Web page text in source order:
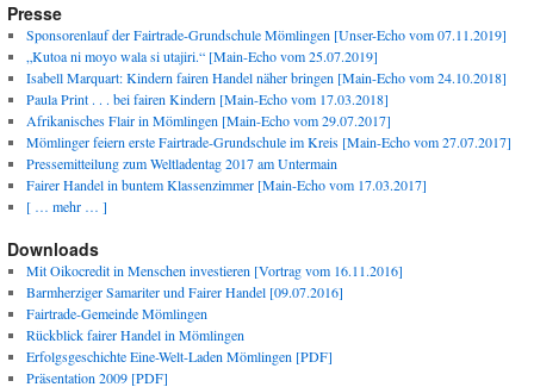
Presse
Sponsorenlauf der Fairtrade-Grundschule Mömlingen [Unser-Echo vom 07.11.2019]
„Kutoa ni moyo wala si utajiri.“ [Main-Echo vom 25.07.2019]
Isabell Marquart: Kindern fairen Handel näher bringen [Main-Echo vom 24.10.2018]
Paula Print . . . bei fairen Kindern [Main-Echo vom 17.03.2018]
Afrikanisches Flair in Mömlingen [Main-Echo vom 29.07.2017]
Mömlinger feiern erste Fairtrade-Grundschule im Kreis [Main-Echo vom 27.07.2017]
Pressemitteilung zum Weltladentag 2017 am Untermain
Fairer Handel in buntem Klassenzimmer [Main-Echo vom 17.03.2017]
[ … mehr … ]
Downloads
Mit Oikocredit in Menschen investieren [Vortrag vom 16.11.2016]
Barmherziger Samariter und Fairer Handel [09.07.2016]
Fairtrade-Gemeinde Mömlingen
Rückblick fairer Handel in Mömlingen
Erfolgsgeschichte Eine-Welt-Laden Mömlingen [PDF]
Präsentation 2009 [PDF]